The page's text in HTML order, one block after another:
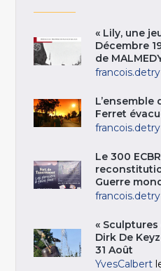
« Lily, une
Décembre
de
francois.detry
L’ensemble
Ferret
francois.detry
Le 300
Guerre
francois.detry
«
Dirk De
31 Août
YvesCalbert